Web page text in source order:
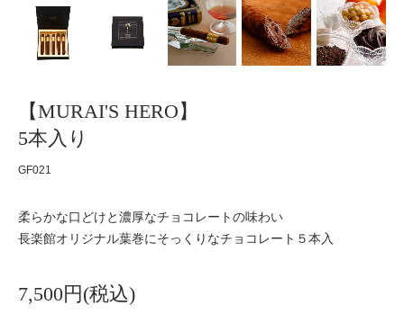
【MURAI'S HERO】
5本入り
GF021
柔らかな口どけと濃厚なチョコレートの味わい
長楽館オリジナル葉巻にそっくりなチョコレート５本入
7,500円(税込)